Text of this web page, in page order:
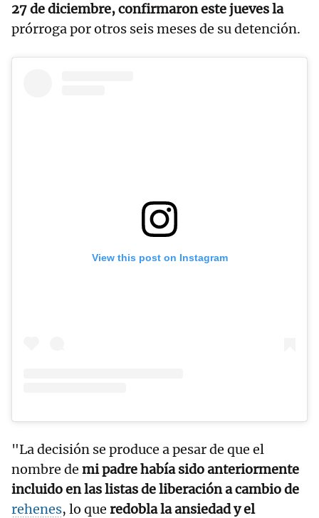
27 de diciembre, confirmaron este jueves la
prórroga por otros seis meses de su detención.
View this post on Instagram
"La decisión se produce a pesar de que el
nombre de mi padre había sido anteriormente
incluido en las listas de liberación a cambio de
rehenes, lo que redobla la ansiedad y el